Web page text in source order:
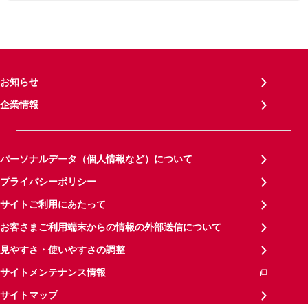
お知らせ
企業情報
パーソナルデータ（個人情報など）について
プライバシーポリシー
サイトご利用にあたって
お客さまご利用端末からの情報の外部送信について
見やすさ・使いやすさの調整
サイトメンテナンス情報
サイトマップ